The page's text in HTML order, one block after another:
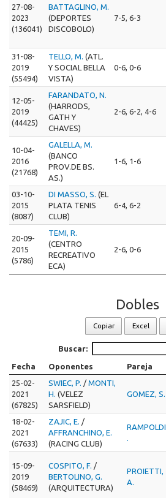
27-08-
2023
(136041)
BATTAGLINO, M.
(DEPORTES
DISCOBOLO)
7-5, 6-3
31-08-
2019
(55494)
TELLO, M. (ATL.
Y SOCIAL BELLA
VISTA)
0-6, 0-6
12-05-
2019
(44425)
FARANDATO, N.
(HARRODS,
GATH Y
CHAVES)
2-6, 6-2, 4-6
10-04-
2016
(21768)
GALELLA, M.
(BANCO
PROV.DE BS.
AS.)
1-6, 1-6
03-10-
2015
(8087)
DI MASSO, S. (EL
PLATA TENIS
CLUB)
6-4, 6-2
20-09-
2015
(5786)
TEMI, R.
(CENTRO
RECREATIVO
ECA)
2-6, 0-6
Dobles
Copiar Excel
Buscar:
Fecha Oponentes Pareja
25-02-
2021
(67825)
SWIEC, P. / MONTI,
H. (VELEZ
SARSFIELD)
GOMEZ, S.
18-02-
2021
(67633)
ZAJIC, E. /
AFFRANCHINO, E.
(RACING CLUB)
RAMPOLDI,
15-09-
2019
(58469)
COSPITO, F. /
BERTOLINO, G.
(ARQUITECTURA)
PROIETTI,
A.